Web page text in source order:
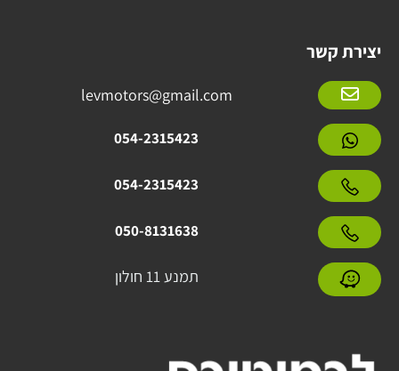
יצירת קשר
levmotors@gmail.com
054-2315423
054-2315423
050-8131638
תמנע 11 חולון